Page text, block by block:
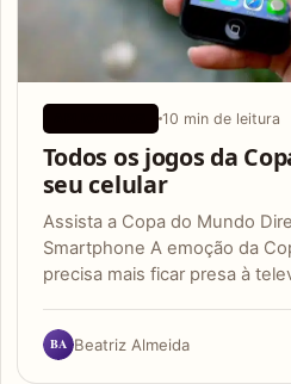
10 min de leitura
Todos os jogos da
seu celular
Assista a Copa do Mundo
Smartphone A emoção da
precisa mais ficar presa à
BA Beatriz Almeida